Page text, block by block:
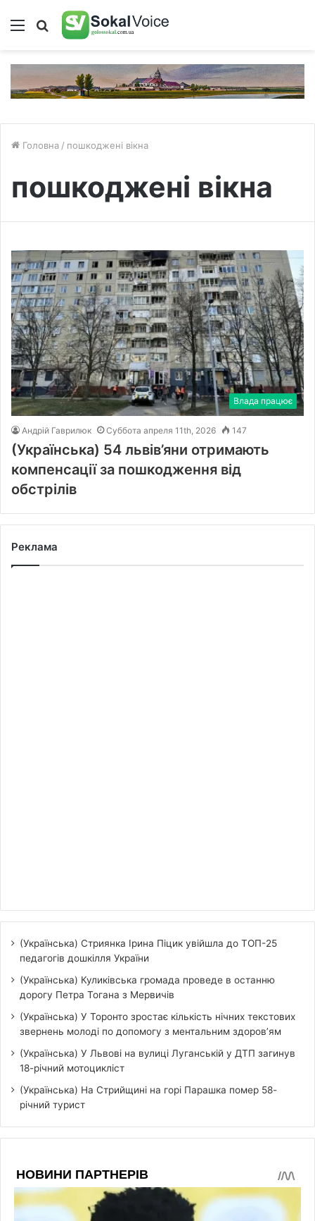
Меню Пошук
Головна / пошкоджені вікна
пошкоджені вікна
Влада працює
Андрій Гаврилюк Суббота апреля 11th, 2026 147
(Українська) 54 львів’яни отримають
компенсації за пошкодження від
обстрілів
Реклама
(Українська) Стриянка Ірина Піцик увійшла до ТОП-25
педагогів дошкілля України
(Українська) Куликівська громада проведе в останню
дорогу Петра Тогана з Мервичів
(Українська) У Торонто зростає кількість нічних текстових
звернень молоді по допомогу з ментальним здоров’ям
(Українська) У Львові на вулиці Луганській у ДТП загинув
18-річний мотоцикліст
(Українська) На Стрийщині на горі Парашка помер 58-
річний турист